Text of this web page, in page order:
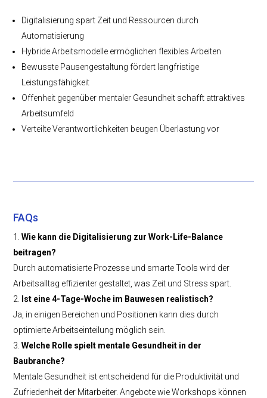
Digitalisierung spart Zeit und Ressourcen durch
Automatisierung
Hybride Arbeitsmodelle ermöglichen flexibles Arbeiten
Bewusste Pausengestaltung fördert langfristige
Leistungsfähigkeit
Offenheit gegenüber mentaler Gesundheit schafft attraktives
Arbeitsumfeld
Verteilte Verantwortlichkeiten beugen Überlastung vor
FAQs
Wie kann die Digitalisierung zur Work-Life-Balance
beitragen?
Durch automatisierte Prozesse und smarte Tools wird der
Arbeitsalltag effizienter gestaltet, was Zeit und Stress spart.
Ist eine 4-Tage-Woche im Bauwesen realistisch?
Ja, in einigen Bereichen und Positionen kann dies durch
optimierte Arbeitseinteilung möglich sein.
Welche Rolle spielt mentale Gesundheit in der
Baubranche?
Mentale Gesundheit ist entscheidend für die Produktivität und
Zufriedenheit der Mitarbeiter. Angebote wie Workshops können